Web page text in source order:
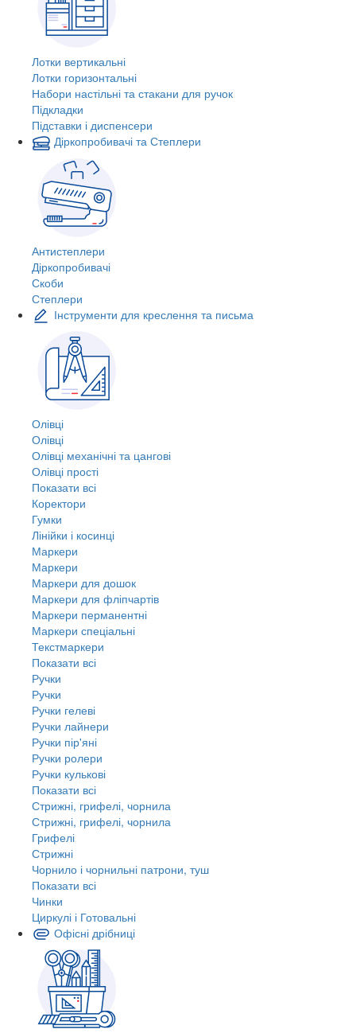
Лотки вертикальні
Лотки горизонтальні
Набори настільні та стакани для ручок
Підкладки
Підставки і диспенсери
Діркопробивачі та Степлери
Антистеплери
Діркопробивачі
Скоби
Степлери
Інструменти для креслення та письма
Олівці
Олівці
Олівці механічні та цангові
Олівці прості
Показати всі
Коректори
Гумки
Лінійки і косинці
Маркери
Маркери
Маркери для дошок
Маркери для фліпчартів
Маркери перманентні
Маркери спеціальні
Текстмаркери
Показати всі
Ручки
Ручки
Ручки гелеві
Ручки лайнери
Ручки пір'яні
Ручки ролери
Ручки кулькові
Показати всі
Стрижні, грифелі, чорнила
Стрижні, грифелі, чорнила
Грифелі
Стрижні
Чорнило і чорнильні патрони, туш
Показати всі
Чинки
Циркулі і Готовальні
Офісні дрібниці